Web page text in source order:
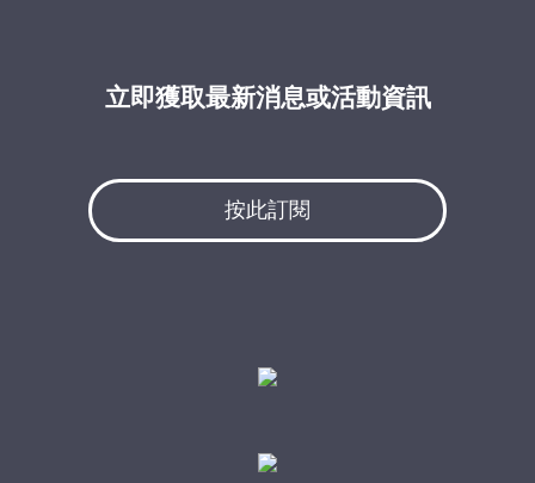
立即獲取最新消息或活動資訊
按此訂閱